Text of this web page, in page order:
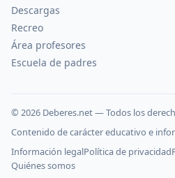
Descargas
Recreo
Área profesores
Escuela de padres
© 2026 Deberes.net — Todos los
Contenido de carácter educativo e
Información legalPolítica de privacidad
Quiénes somos